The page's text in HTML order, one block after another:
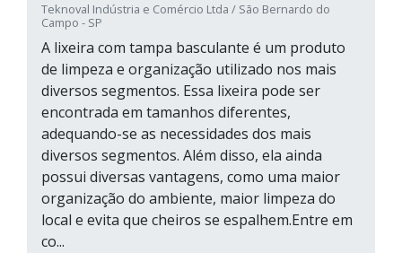
Teknoval Indústria e Comércio Ltda / São Bernardo do
Campo - SP
A lixeira com tampa basculante é um produto
de limpeza e organização utilizado nos mais
diversos segmentos. Essa lixeira pode ser
encontrada em tamanhos diferentes,
adequando-se as necessidades dos mais
diversos segmentos. Além disso, ela ainda
possui diversas vantagens, como uma maior
organização do ambiente, maior limpeza do
local e evita que cheiros se espalhem.Entre em
co...